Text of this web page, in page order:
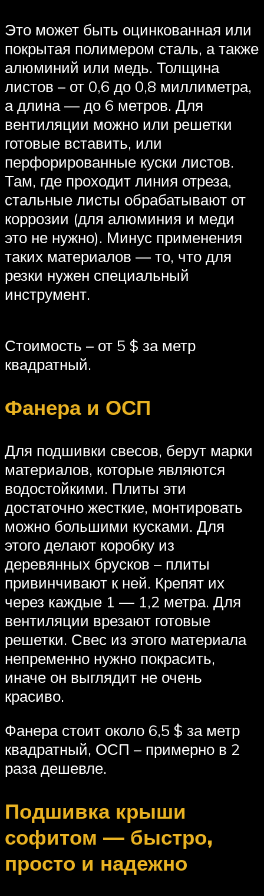
Это может быть оцинкованная или
покрытая полимером сталь, а также
алюминий или медь. Толщина
листов – от 0,6 до 0,8 миллиметра,
а длина — до 6 метров. Для
вентиляции можно или решетки
готовые вставить, или
перфорированные куски листов.
Там, где проходит линия отреза,
стальные листы обрабатывают от
коррозии (для алюминия и меди
это не нужно). Минус применения
таких материалов — то, что для
резки нужен специальный
инструмент.
Стоимость – от 5 $ за метр
квадратный.
Фанера и ОСП
Для подшивки свесов, берут марки
материалов, которые являются
водостойкими. Плиты эти
достаточно жесткие, монтировать
можно большими кусками. Для
этого делают коробку из
деревянных брусков – плиты
привинчивают к ней. Крепят их
через каждые 1 — 1,2 метра. Для
вентиляции врезают готовые
решетки. Свес из этого материала
непременно нужно покрасить,
иначе он выглядит не очень
красиво.
Фанера стоит около 6,5 $ за метр
квадратный, ОСП – примерно в 2
раза дешевле.
Подшивка крыши
софитом — быстро,
просто и надежно